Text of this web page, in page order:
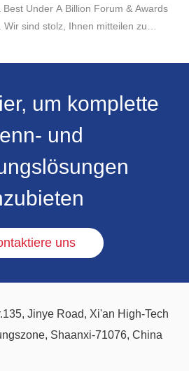
Best Under A Billion Forum & Awards
Wir sind stolz, Ihnen mitteilen zu
Preisverleihung eingeladen wurde
hat.
um komplette
und
uns
Jinye Road, Xi'an High-Tech
Shaanxi-71076, China